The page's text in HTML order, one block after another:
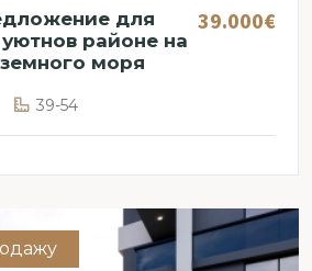
для
районе на
моря
39.000€
39-54